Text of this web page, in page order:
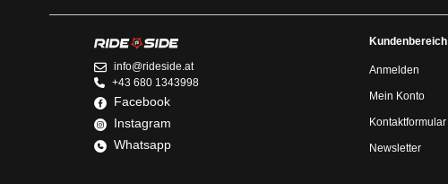
info@rideside.at
+43 680 1343998
Facebook
Instagram
Whatsapp
Kundenbereich
Anmelden
Mein Konto
Kontaktformular
Newsletter